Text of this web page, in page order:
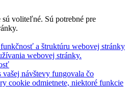
voliteľné. Sú potrebné pre
a štruktúru webovej stránky
webovej stránky.
vašej návštevy fungovala čo
cookie odmietnete, niektoré funkcie